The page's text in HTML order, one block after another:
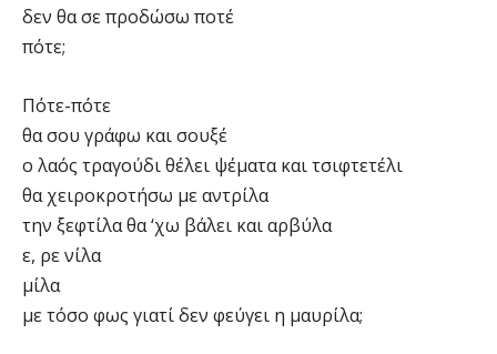
δεν θα σε προδώσω ποτέ
πότε;
Πότε-πότε
θα σου γράφω και σουξέ
ο λαός τραγούδι θέλει ψέματα και τσιφτετέλι
θα χειροκροτήσω με αντρίλα
την ξεφτίλα θα ‘χω βάλει και αρβύλα
ε, ρε νίλα
μίλα
με τόσο φως γιατί δεν φεύγει η μαυρίλα;